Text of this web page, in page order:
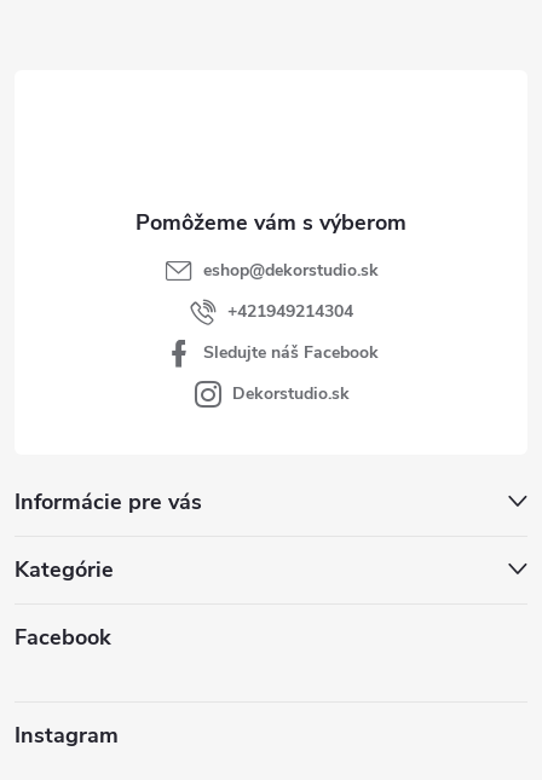
Informácie pre vás
Kategórie
Facebook
Instagram
eshop@dekorstudio.sk
+421949214304
Sledujte náš Facebook
Dekorstudio.sk